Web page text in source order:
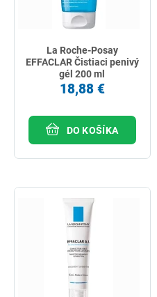
La Roche-Posay
EFFACLAR Čistiaci penivý
gél 200 ml
18,88 €
DO KOŠÍKA